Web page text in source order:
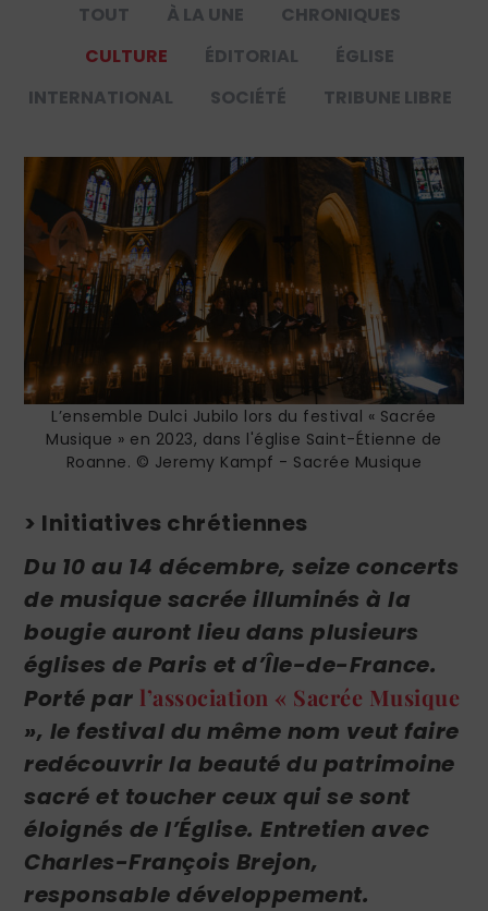
TOUT À LA UNE
CHRONIQUES
CULTURE
ÉDITORIAL
ÉGLISE
INTERNATIONAL
SOCIÉTÉ TRIBUNE LIBRE
L’ensemble Dulci Jubilo lors du festival « Sacrée
Musique » en 2023, dans l'église Saint-Étienne de
Roanne. © Jeremy Kampf - Sacrée Musique
> Initiatives chrétiennes
Du 10 au 14 décembre, seize concerts
de musique sacrée illuminés à la
bougie auront lieu dans plusieurs
églises de Paris et d’Île-de-France.
Porté par l’association « Sacrée Musique
», le festival du même nom veut faire
redécouvrir la beauté du patrimoine
sacré et toucher ceux qui se sont
éloignés de l’Église. Entretien avec
Charles-François Brejon,
responsable développement.